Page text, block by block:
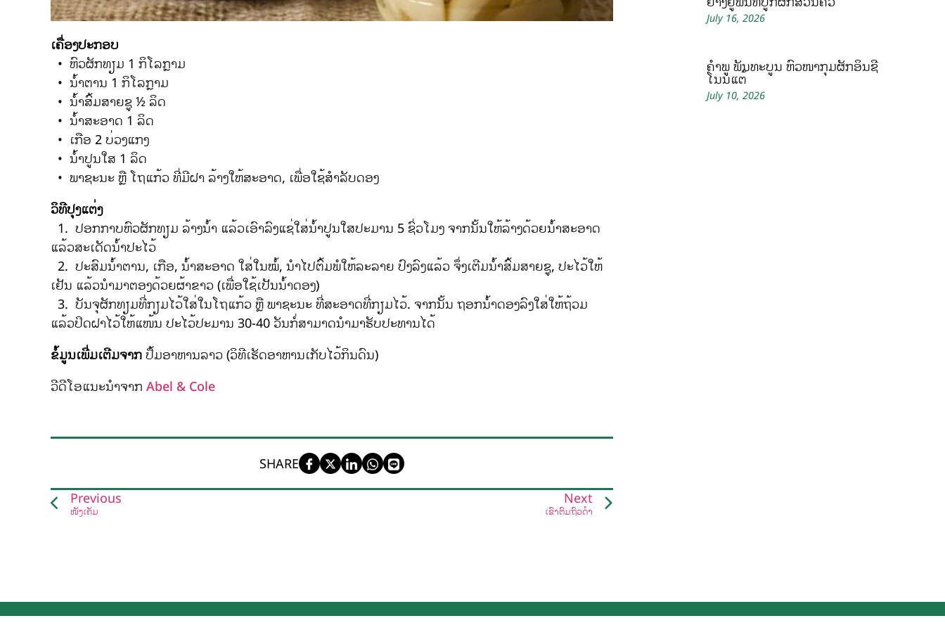
ເຄື່ອງປະກອບ
• ຫົວຜັກທຽມ 1 ກິໂລກຼາມ
• ນ້ຳຕານ 1 ກິໂລກຼາມ
• ນ້ຳສົ້ມສາຍຊູ ½ ລິດ
• ນ້ຳສະອາດ 1 ລິດ
• ເກືອ 2 ບ່ວງແກງ
• ນ້ຳປູນໃສ 1 ລິດ
• ພາຊະນະ ຫຼື ໂຖແກ້ວ ທີ່ມີຝາ ລ້າງໃຫ້ສະອາດ, ເພື່ອໃຊ້ສຳລັບດອງ
ວິທີປຸງແຕ່ງ
1. ປອກກາບຫົວຜັກທຽມ ລ້າງນ້ຳ ແລ້ວເອົາລົງແຊ່ໃສ່ນ້ຳປູນໃສປະມານ 5 ຊົ່ວໂມງ ຈາກນັ້ນໃຫ້ລ້າງດ້ວຍນ້ຳສະອາດ
ແລ້ວສະເດັດນ້ຳປະໄວ້
2. ປະສົມນ້ຳຕານ, ເກືອ, ນ້ຳສະອາດ ໃສ່ໃນໝໍ້, ນຳໄປຕົ້ມພໍໃຫ້ລະລາຍ ປົງລົງແລ້ວ ຈຶ່ງເຕີມນ້ຳສົ້ມສາຍຊູ, ປະໄວ້ໃຫ້
ເຢັນ ແລ້ວນຳມາຕອງດ້ວຍຜ້າຂາວ (ເພື່ອໃຊ້ເປັນນ້ຳດອງ)
3. ບັນຈຸຜັກທຽມທີ່ກຽມໄວ້ໃສ່ໃນໂຖແກ້ວ ຫຼື ພາຊະນະ ທີ່ສະອາດທີ່ກຽມໄວ້. ຈາກນັ້ນ ຖອກນ້ຳດອງລົງໃສ່ໃຫ້ຖ້ວມ
ແລ້ວປິດຝາໄວ້ໃຫ້ແໜ້ນ ປະໄວ້ປະມານ 30-40 ວັນກໍ່ສາມາດນຳມາຮັບປະທານໄດ້
ຂໍ້ມູນເພີ່ມເຕີມຈາກ ປຶ້ມອາຫານລາວ (ວິທີເຮັດອາຫານເກັບໄວ້ກິນດົນ)
ວີດີໂອແນະນຳຈາກ Abel & Cole
SHARE
Previous
ໜັງເຄັມ
Next
ເຂົ້າຕົ້ມຖົ່ວດຳ
July 16, 2026
ຄໍາພູ ພັນທະບູນ ຫົວໜ້າກຸ່ມຜັກອິນຊີ
ໂນນແຕ້
July 10, 2026